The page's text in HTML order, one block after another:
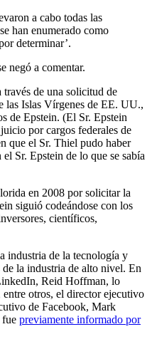
a cabo todas las
han enumerado como
determinar’.
negó a comentar.
de una solicitud de
las Islas Vírgenes de EE. UU.,
de Epstein. (El Sr. Epstein
por cargos federales de
que el Sr. Thiel pudo haber
Sr. Epstein de lo que se sabía
en 2008 por solicitar la
siguió codeándose con los
científicos,
industria de la tecnología y
la industria de alto nivel. En
Reid Hoffman, lo
otros, el director ejecutivo
de Facebook, Mark
fue previamente informado por